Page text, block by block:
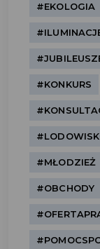
#EKOLOGIA
#KONKURS
#MŁODZIEŻ
#OBCHODY